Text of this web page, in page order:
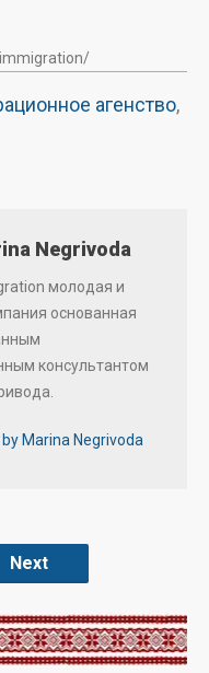
агенство,
Negrivoda
молодая и
основанная
консультантом
Marina Negrivoda
Next